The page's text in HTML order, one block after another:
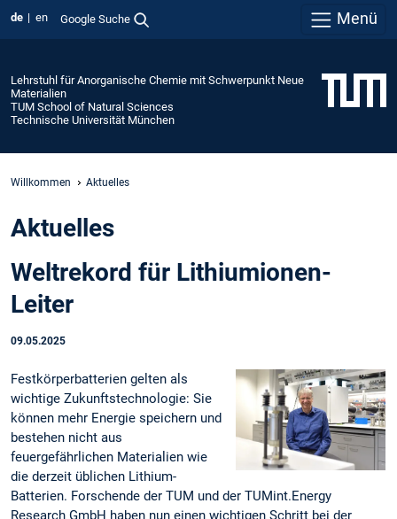
de en Google Suche Menü
Lehrstuhl für Anorganische Chemie mit Schwerpunkt Neue
Materialien
TUM School of Natural Sciences
Technische Universität München
Willkommen Aktuelles
Aktuelles
Weltrekord für Lithiumionen-
Leiter
09.05.2025
Festkörperbatterien gelten als
wichtige Zukunftstechnologie: Sie
können mehr Energie speichern und
bestehen nicht aus
feuergefährlichen Materialien wie
die derzeit üblichen Lithium-
Batterien. Forschende der TUM und der TUMint.Energy